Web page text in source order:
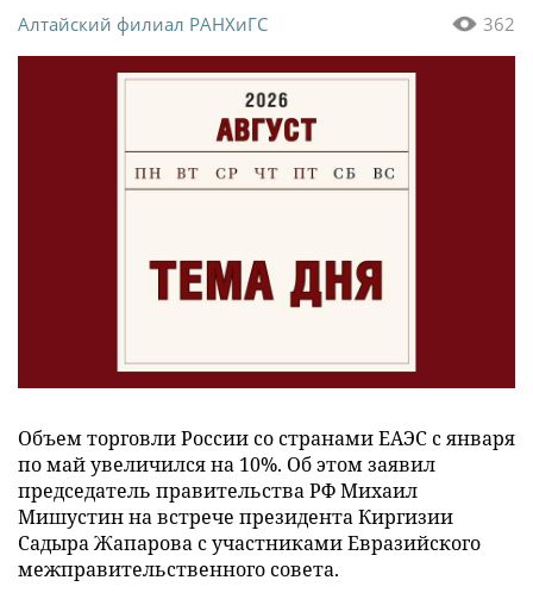
362
Алтайский филиал РАНХиГС
Объем торговли России со странами ЕАЭС с января
по май увеличился на 10%. Об этом заявил
председатель правительства РФ Михаил
Мишустин на встрече президента Киргизии
Садыра Жапарова с участниками Евразийского
межправительственного совета.